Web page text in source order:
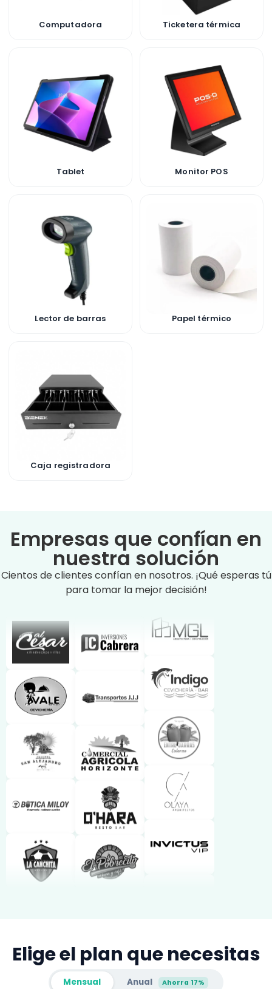
Computadora Ticketera térmica
Tablet Monitor POS
Lector de barras Papel térmico
Caja registradora
Empresas que confían en
nuestra solución
Cientos de clientes confían en nosotros. ¡Qué esperas tú
para tomar la mejor decisión!
Elige el plan que necesitas
Mensual Anual Ahorra 17%